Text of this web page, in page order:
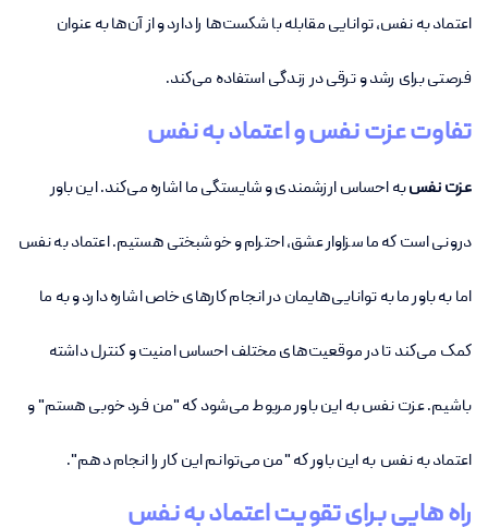
اعتماد به نفس، توانایی مقابله با شکست‌ها را دارد و از آن‌ها به عنوان
فرصتی برای رشد و ترقی در زندگی استفاده می‌کند.
تفاوت عزت نفس و اعتماد به نفس
عزت نفسبه احساس ارزشمندی و شایستگی ما اشاره می‌کند. این باور
درونی است که ما سزاوار عشق، احترام و خوشبختی هستیم. اعتماد به نفس
اما به باور ما به توانایی‌هایمان در انجام کارهای خاص اشاره دارد و به ما
کمک می‌کند تا در موقعیت‌های مختلف احساس امنیت و کنترل داشته
باشیم. عزت نفس به این باور مربوط می‌شود که "من فرد خوبی هستم" و
اعتماد به نفس به این باور که "من می‌توانم این کار را انجام دهم".
راه هایی برای تقویت اعتماد به نفس